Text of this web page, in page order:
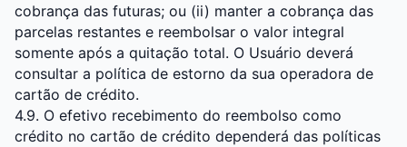
cobrança das futuras; ou (ii) manter a cobrança das
parcelas restantes e reembolsar o valor integral
somente após a quitação total. O Usuário deverá
consultar a política de estorno da sua operadora de
cartão de crédito.
4.9. O efetivo recebimento do reembolso como
crédito no cartão de crédito dependerá das políticas